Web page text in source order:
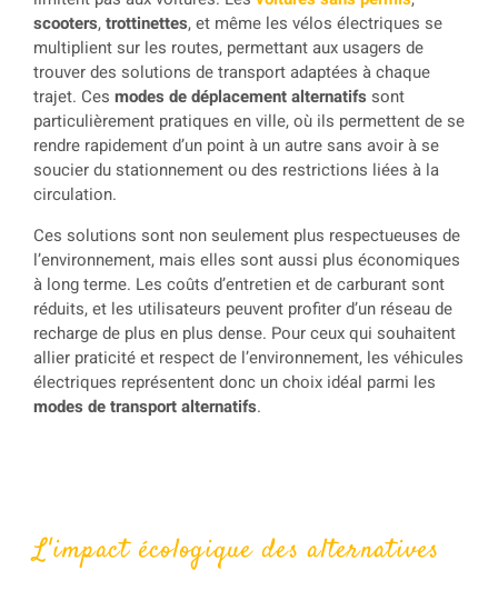
scooters,trottinettes, et même les vélos électriques se
multiplient sur les routes, permettant aux usagers de
trouver des solutions de transport adaptées à chaque
trajet. Ces modes de déplacement alternatifs sont
particulièrement pratiques en ville, où ils permettent de se
rendre rapidement d’un point à un autre sans avoir à se
soucier du stationnement ou des restrictions liées à la
circulation.
Ces solutions sont non seulement plus respectueuses de
l’environnement, mais elles sont aussi plus économiques
à long terme. Les coûts d’entretien et de carburant sont
réduits, et les utilisateurs peuvent profiter d’un réseau de
recharge de plus en plus dense. Pour ceux qui souhaitent
allier praticité et respect de l’environnement, les véhicules
électriques représentent donc un choix idéal parmi les
modes de transport alternatifs.
L'impact écologique des alternatives